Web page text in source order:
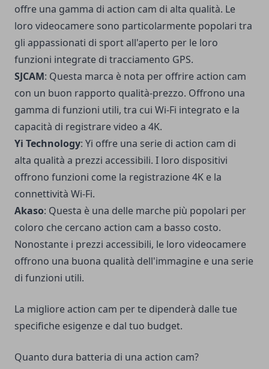
offre una gamma di action cam di alta qualità. Le
loro videocamere sono particolarmente popolari tra
gli appassionati di sport all'aperto per le loro
funzioni integrate di tracciamento GPS.
SJCAM: Questa marca è nota per offrire action cam
con un buon rapporto qualità-prezzo. Offrono una
gamma di funzioni utili, tra cui Wi-Fi integrato e la
capacità di registrare video a 4K.
Yi Technology: Yi offre una serie di action cam di
alta qualità a prezzi accessibili. I loro dispositivi
offrono funzioni come la registrazione 4K e la
connettività Wi-Fi.
Akaso: Questa è una delle marche più popolari per
coloro che cercano action cam a basso costo.
Nonostante i prezzi accessibili, le loro videocamere
offrono una buona qualità dell'immagine e una serie
di funzioni utili.
La migliore action cam per te dipenderà dalle tue
specifiche esigenze e dal tuo budget.
Quanto dura batteria di una action cam?